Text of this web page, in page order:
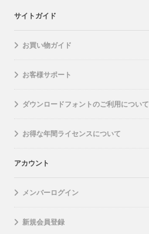
サイトガイド
お買い物ガイド
お客様サポート
ダウンロードフォントのご利用について
お得な年間ライセンスについて
アカウント
メンバーログイン
新規会員登録